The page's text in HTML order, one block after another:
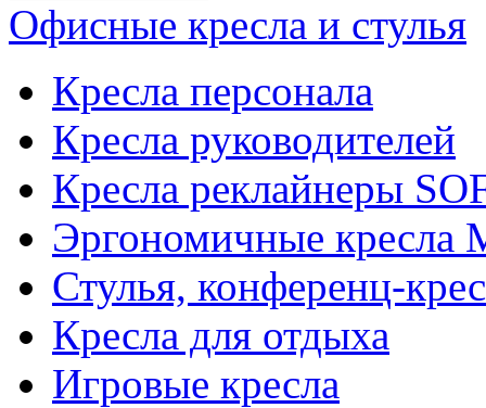
Офисные кресла и стулья
Кресла персонала
Кресла руководителей
Кресла реклайнеры
Эргономичные
Стулья, конференц-
Кресла для отдыха
Игровые кресла